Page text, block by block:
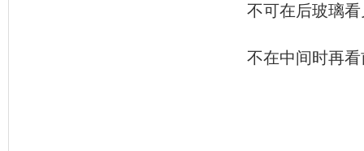
不可在后玻璃
不在中间时再